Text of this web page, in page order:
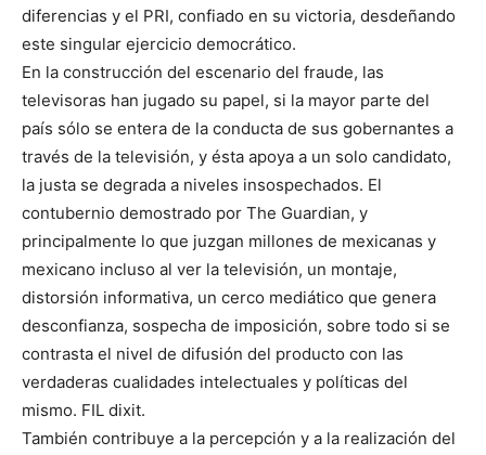
diferencias y el PRI, confiado en su victoria, desdeñando
este singular ejercicio democrático.
En la construcción del escenario del fraude, las
televisoras han jugado su papel, si la mayor parte del
país sólo se entera de la conducta de sus gobernantes a
través de la televisión, y ésta apoya a un solo candidato,
la justa se degrada a niveles insospechados. El
contubernio demostrado por The Guardian, y
principalmente lo que juzgan millones de mexicanas y
mexicano incluso al ver la televisión, un montaje,
distorsión informativa, un cerco mediático que genera
desconfianza, sospecha de imposición, sobre todo si se
contrasta el nivel de difusión del producto con las
verdaderas cualidades intelectuales y políticas del
mismo. FIL dixit.
También contribuye a la percepción y a la realización del